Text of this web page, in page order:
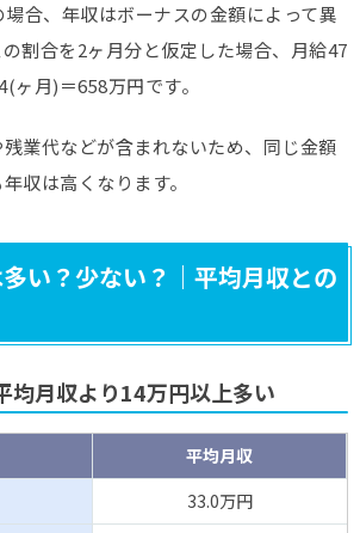
合、年収はボーナスの金額によって異
割合を2ヶ月分と仮定した場合、月給47
月)＝658万円です。
業代などが含まれないため、同じ金額
収は高くなります。
い？少ない？｜平均月収との
均月収より14万円以上多い
平均月収
33.0万円